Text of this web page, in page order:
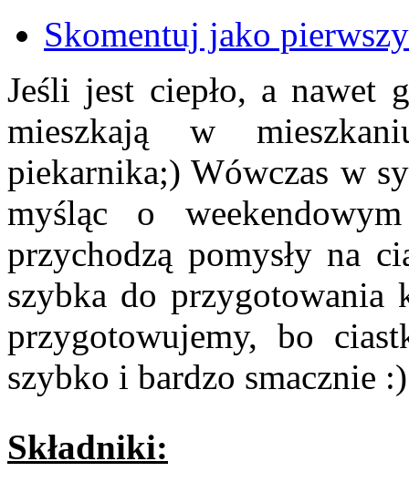
Skomentuj jako
Jeśli jest ciepło, a nawet
mieszkają w
piekarnika;) Wówczas w
myśląc o
przychodzą pomysły na
szybka do przygotowania
przygotowujemy, bo
szybko i bardzo smacznie :)
Składniki: